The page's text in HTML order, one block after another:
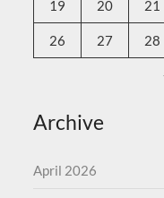
19 20 21
26 27 28
Archive
April 2026